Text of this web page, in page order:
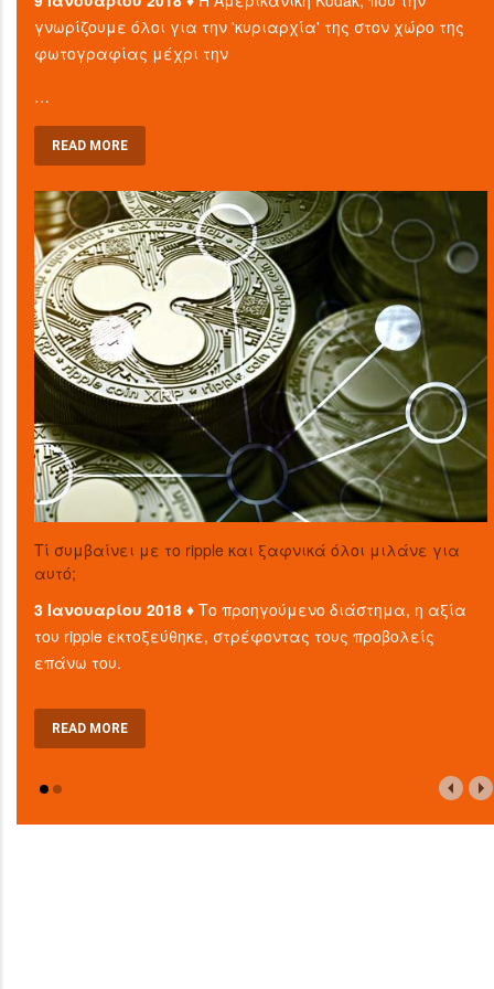
γνωρίζουμε όλοι για την 'κυριαρχία' της στον χώρο της
φωτογραφίας μέχρι την
…
READ MORE
Τί συμβαίνει με το ripple και ξαφνικά όλοι μιλάνε για
αυτό;
3 Ιανουαρίου 2018 ♦Το προηγούμενο διάστημα, η αξία
του ripple εκτοξεύθηκε, στρέφοντας τους προβολείς
επάνω του.
READ MORE